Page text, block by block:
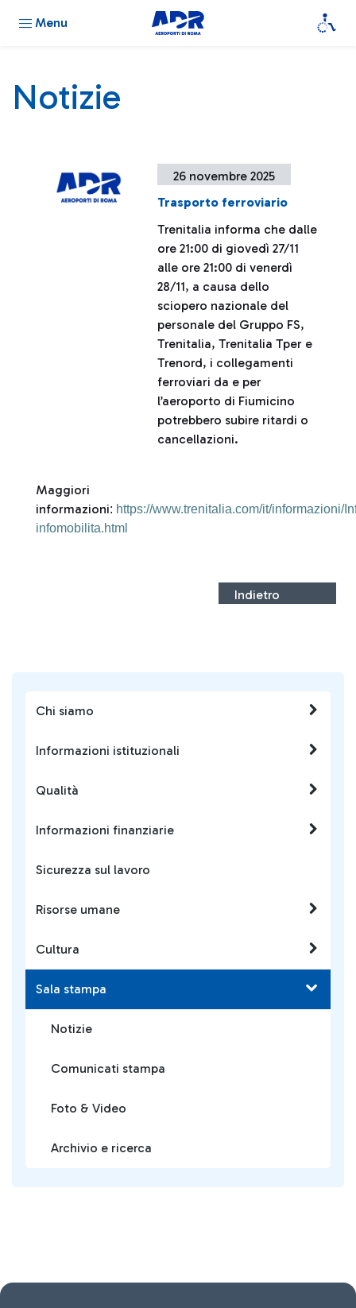
Menu
Chi siamo
Informazioni istituzionali
Qualità
Informazioni finanziarie
Sicurezza sul lavoro
Risorse umane
Cultura
Sala stampa
Notizie
Comunicati stampa
Foto & Video
Archivio e ricerca
Notizie
26 novembre 2025
Trasporto ferroviario
Trenitalia informa che dalle
ore 21:00 di giovedì 27/11
alle ore 21:00 di venerdì
28/11, a causa dello
sciopero nazionale del
personale del Gruppo FS,
Trenitalia, Trenitalia Tper e
Trenord, i collegamenti
ferroviari da e per
l’aeroporto di Fiumicino
potrebbero subire ritardi o
cancellazioni.
Maggiori
informazioni: https://www.trenitalia.com/it/informazioni/
infomobilita.html
Indietro